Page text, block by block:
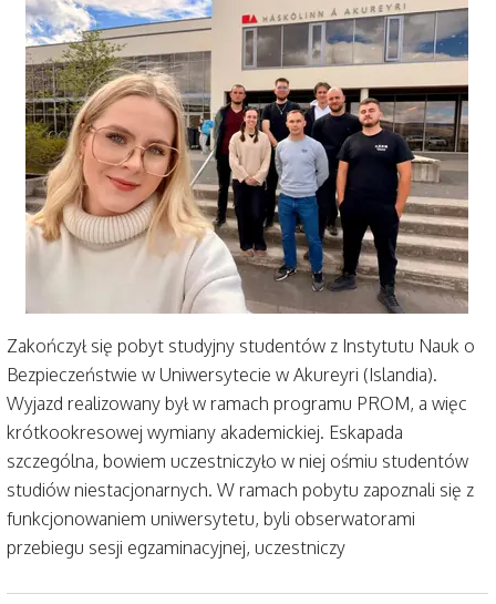
Zakończył się pobyt studyjny studentów z Instytutu Nauk o
Bezpieczeństwie w Uniwersytecie w Akureyri (Islandia).
Wyjazd realizowany był w ramach programu PROM, a więc
krótkookresowej wymiany akademickiej. Eskapada
szczególna, bowiem uczestniczyło w niej ośmiu studentów
studiów niestacjonarnych. W ramach pobytu zapoznali się z
funkcjonowaniem uniwersytetu, byli obserwatorami
przebiegu sesji egzaminacyjnej, uczestniczy